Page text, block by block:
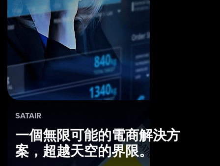
SATAIR
一個無限可能的電商解決方
案，超越天空的界限。